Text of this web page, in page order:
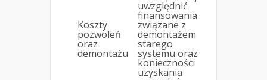
Koszty
pozwoleń
oraz
demontażu
uwzględnić
finansowania
związane z
demontażem
starego
systemu oraz
konieczności
uzyskania